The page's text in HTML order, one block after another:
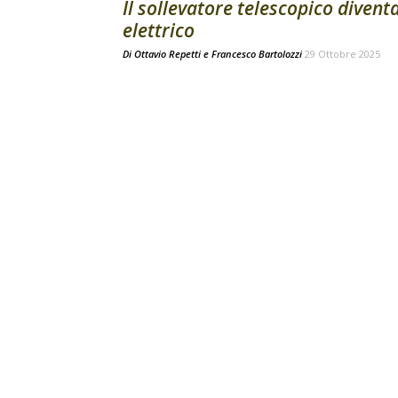
Il sollevatore telescopico
elettrico
Di Ottavio Repetti e Francesco Bartolozzi 29 Ottobre 2025